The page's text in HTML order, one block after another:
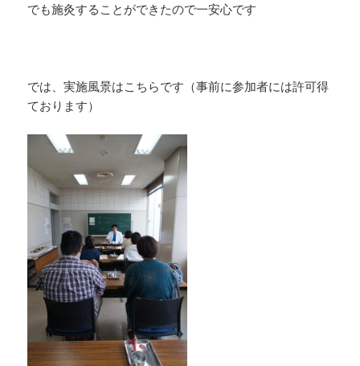
でも施灸することができたので一安心です
では、実施風景はこちらです（事前に参加者には許可得
ております）